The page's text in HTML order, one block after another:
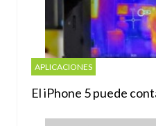
APLICACIONES
El iPhone 5 puede